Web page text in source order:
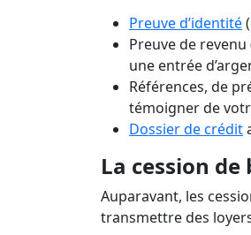
Preuve d’identité
Preuve de
une entrée
Références, de
témoigner de
Dossier de crédit
La cession
Auparavant, les
transmettre des